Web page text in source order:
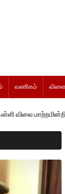
வணிகம்